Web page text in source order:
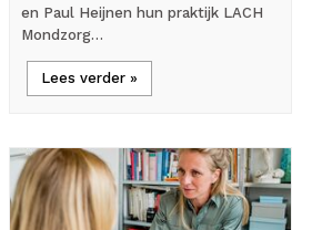
en Paul Heijnen hun praktijk LACH
Mondzorg…
Lees verder »